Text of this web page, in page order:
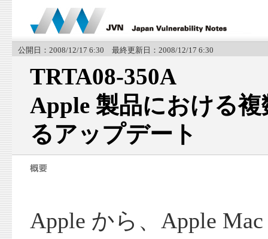
公開日：2008/12/17 6:30 最終更新日：2008/12/17 6:30
TRTA08-350A
Apple 製品における
るアップデート
Apple から、Apple